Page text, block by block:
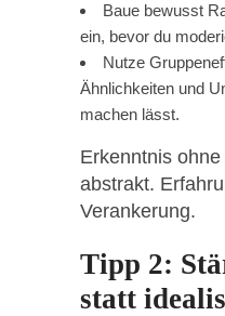
Baue bewusst
ein, bevor du
Nutze
Ähnlichkeiten und
machen lässt.
Erkenntnis
abstrakt.
Verankerung.
Tipp 2:
statt